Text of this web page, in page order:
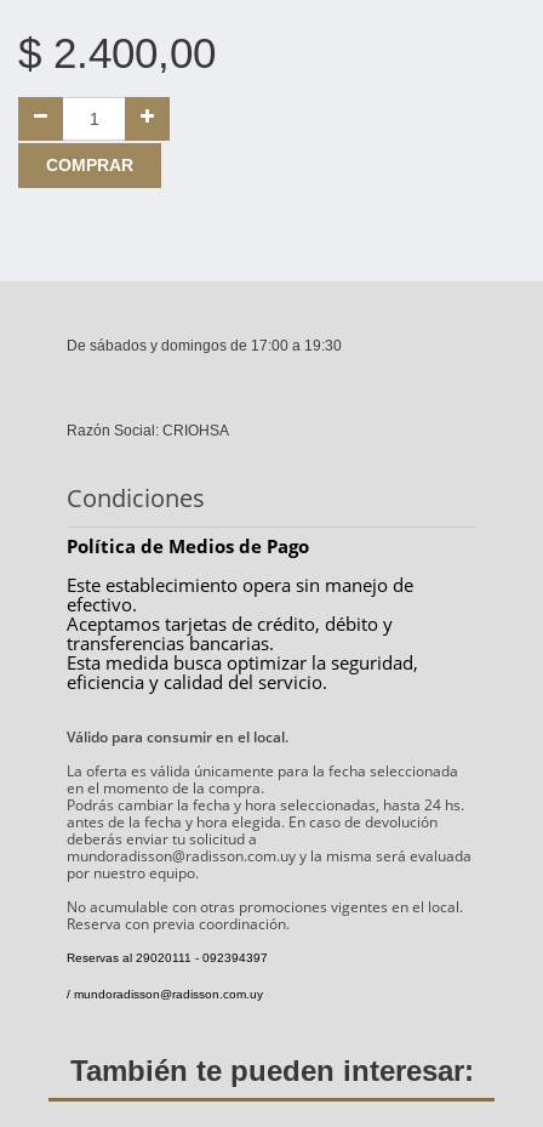
$ 2.400,00
COMPRAR
De sábados y domingos de 17:00 a 19:30
Razón Social: CRIOHSA
Condiciones
Política de Medios de Pago
Este establecimiento opera sin manejo de
efectivo.
Aceptamos tarjetas de crédito, débito y
transferencias bancarias.
Esta medida busca optimizar la seguridad,
eficiencia y calidad del servicio.
Válido para consumir en el local.
La oferta es válida únicamente para la fecha seleccionada
en el momento de la compra.
Podrás cambiar la fecha y hora seleccionadas, hasta 24 hs.
antes de la fecha y hora elegida. En caso de devolución
deberás enviar tu solicitud a
mundoradisson@radisson.com.uy y la misma será evaluada
por nuestro equipo.
No acumulable con otras promociones vigentes en el local.
Reserva con previa coordinación.
Reservas al 29020111 - 092394397
/ mundoradisson@radisson.com.uy
También te pueden interesar: